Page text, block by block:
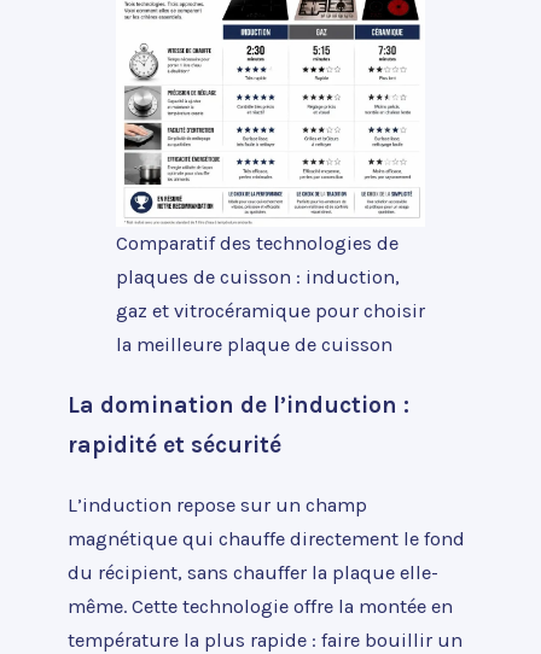
Comparatif des technologies de
plaques de cuisson : induction,
gaz et vitrocéramique pour choisir
la meilleure plaque de cuisson
La domination de l’induction :
rapidité et sécurité
L’induction repose sur un champ
magnétique qui chauffe directement le fond
du récipient, sans chauffer la plaque elle-
même. Cette technologie offre la montée en
température la plus rapide : faire bouillir un